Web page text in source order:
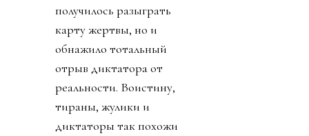
получилось разыграть
карту жертвы, но и
обнажило тотальный
отрыв диктатора от
реальности. Воистину,
тираны, жулики и
диктаторы так похожи